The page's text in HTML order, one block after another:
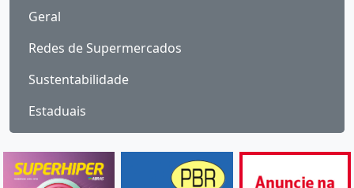
Geral
Redes de Supermercados
Sustentabilidade
Estaduais